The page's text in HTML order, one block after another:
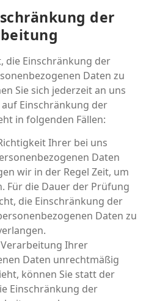
der
die Einschränkung der
Daten zu
Sie sich jederzeit an uns
Einschränkung der
in folgenden Fällen:
Ihrer bei uns
Daten
wir in der Regel Zeit, um
Für die Dauer der Prüfung
die Einschränkung der
Daten zu
Ihrer
Daten unrechtmäßig
können Sie statt der
Einschränkung der